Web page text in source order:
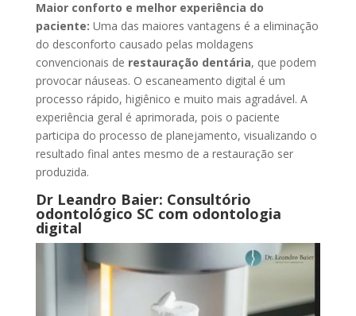
Maior conforto e melhor experiência do
paciente: Uma das maiores vantagens é a eliminação
do desconforto causado pelas moldagens
convencionais de restauração dentária, que podem
provocar náuseas. O escaneamento digital é um
processo rápido, higiênico e muito mais agradável. A
experiência geral é aprimorada, pois o paciente
participa do processo de planejamento, visualizando o
resultado final antes mesmo de a restauração ser
produzida.
Dr Leandro Baier: Consultório
odontológico SC com odontologia
digital